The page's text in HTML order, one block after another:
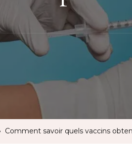
Comment savoir quels vaccins